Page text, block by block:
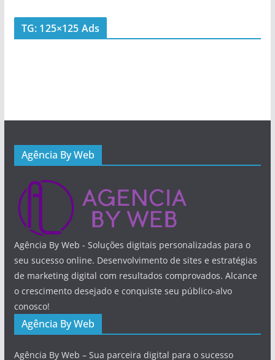
TG: 125×125 Ads
Agência By Web
Agência By Web - Soluções digitais personalizadas para o
seu sucesso online. Desenvolvimento de sites e estratégias
de marketing digital com resultados comprovados. Alcance
o crescimento desejado e conquiste seu público-alvo
conosco!
Agência By Web
Agência By Web – Sua parceira digital para o sucesso